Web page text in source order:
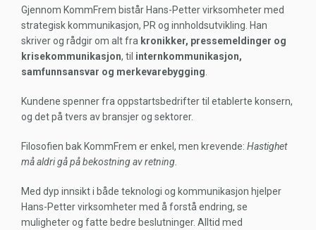
Gjennom KommFrem bistår Hans-Petter virksomheter med
strategisk kommunikasjon, PR og innholdsutvikling. Han
skriver og rådgir om alt fra kronikker, pressemeldinger og
krisekommunikasjon, til internkommunikasjon,
samfunnsansvar og merkevarebygging
Kundene spenner fra oppstartsbedrifter til etablerte konsern,
og det på tvers av bransjer og sektorer.
Filosofien bak KommFrem er enkel, men krevende: Hastighet
må aldri gå på bekostning av retning.
Med dyp innsikt i både teknologi og kommunikasjon hjelper
Hans-Petter virksomheter med å forstå endring, se
muligheter og fatte bedre beslutninger. Alltid med